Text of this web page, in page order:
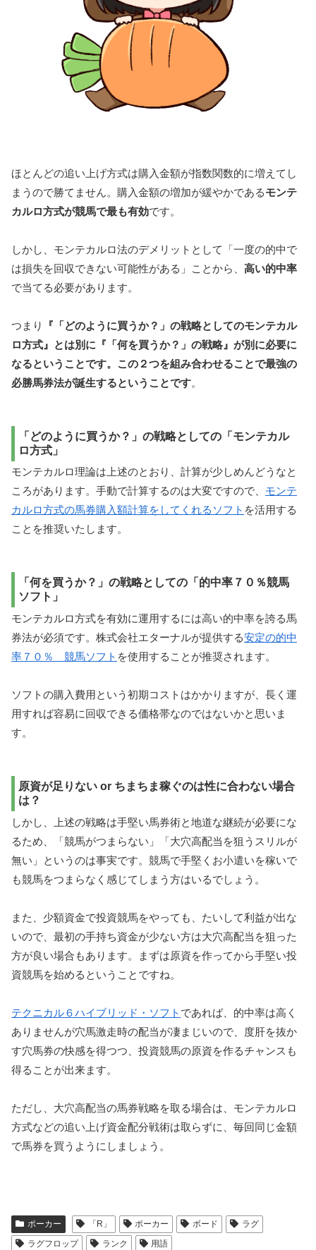
ほとんどの追い上げ方式は購入金額が指数関数的に増えてし
まうので勝てません。購入金額の増加が緩やかであるモンテ
カルロ方式が競馬で最も有効です。
しかし、モンテカルロ法のデメリットとして「一度の的中で
は損失を回収できない可能性がある」ことから、 高い的中率
で当てる必要があります。
つまり
『「どのように買うか？」の戦略としてのモンテカル
ロ方式』とは別に『「何を買うか？」の戦略』が別に必要に
なるということです。この２つを組み合わせることで最強の
必勝馬券法が誕生するということです。
「どのように買うか？」の戦略としての「モンテカル
ロ方式」
モンテカルロ理論は上述のとおり、計算が少しめんどうなと
ころがあります。手動で計算するのは大変ですので、 モンテ
カルロ方式の馬券購入額計算をしてくれるソフト を活用する
ことを推奨いたします。
「何を買うか？」の戦略としての「的中率７０％競馬
ソフト」
モンテカルロ方式を有効に運用するには高い的中率を誇る馬
券法が必須です。株式会社エターナルが提供する安定の的中
率７０％ 競馬ソフト を使用することが推奨されます。
ソフトの購入費用という初期コストはかかりますが、長く運
用すれば容易に回収できる価格帯なのではないかと思いま
す。
原資が足りない or ちまちま稼ぐのは性に合わない場合
は？
しかし、上述の戦略は手堅い馬券術と地道な継続が必要にな
るため、「競馬がつまらない」「大穴高配当を狙うスリルが
無い」というのは事実です。競馬で手堅くお小遣いを稼いで
も競馬をつまらなく感じてしまう方はいるでしょう。
また、少額資金で投資競馬をやっても、たいして利益が出な
いので、最初の手持ち資金が少ない方は大穴高配当を狙った
方が良い場合もあります。まずは原資を作ってから手堅い投
資競馬を始めるということですね。
テクニカル６ハイブリッド・ソフト であれば、的中率は高く
ありませんが穴馬激走時の配当が凄まじいので、度肝を抜か
す穴馬券の快感を得つつ、投資競馬の原資を作るチャンスも
得ることが出来ます。
ただし、大穴高配当の馬券戦略を取る場合は、モンテカルロ
方式などの追い上げ資金配分戦術は取らずに、毎回同じ金額
で馬券を買うようにしましょう。
ポーカー 「R」 ポーカー ボード
ラグ
ラグフロップ
ランク 用語